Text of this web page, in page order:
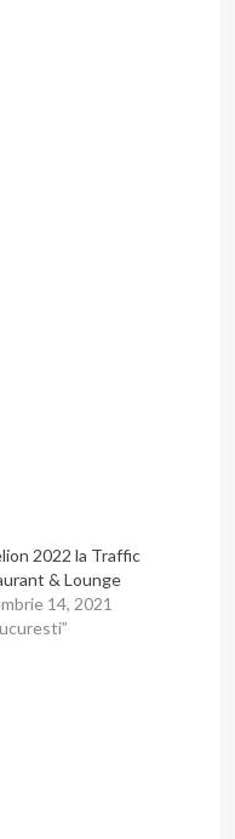
2022 la Traffic
& Lounge
14, 2021